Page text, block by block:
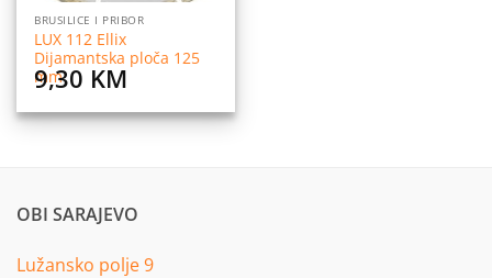
BRUSILICE I PRIBOR
LUX 112 Ellix
Dijamantska ploča 125
mm
9,30 KM
OBI SARAJEVO
Lužansko polje 9